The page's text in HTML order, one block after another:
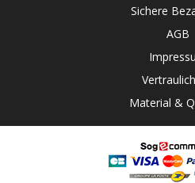
Sichere
AGB
Material &